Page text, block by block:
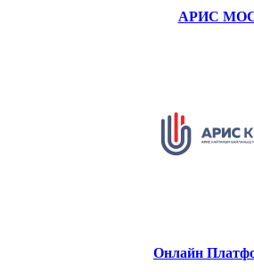
АРИС
Онлайн